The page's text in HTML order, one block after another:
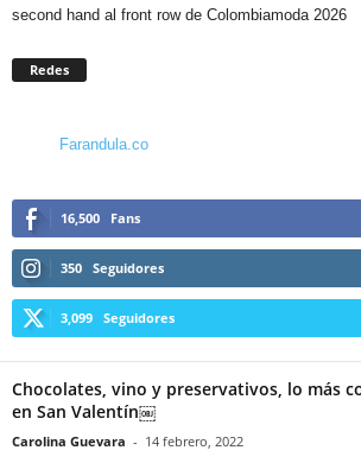
second hand al front row de Colombiamoda 2026
Redes
Farandula.co
16,500 Fans
350 Seguidores
3,099 Seguidores
Chocolates, vino y preservativos, lo más
en San Valentín￼
Carolina Guevara - 14 febrero, 2022